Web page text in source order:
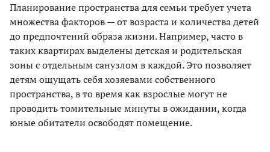
Планирование пространства для семьи требует учета
множества факторов — от возраста и количества детей
до предпочтений образа жизни. Например, часто в
таких квартирах выделены детская и родительская
зоны с отдельным санузлом в каждой. Это позволяет
детям ощущать себя хозяевами собственного
пространства, в то время как взрослые могут не
проводить томительные минуты в ожидании, когда
юные обитатели освободят помещение.